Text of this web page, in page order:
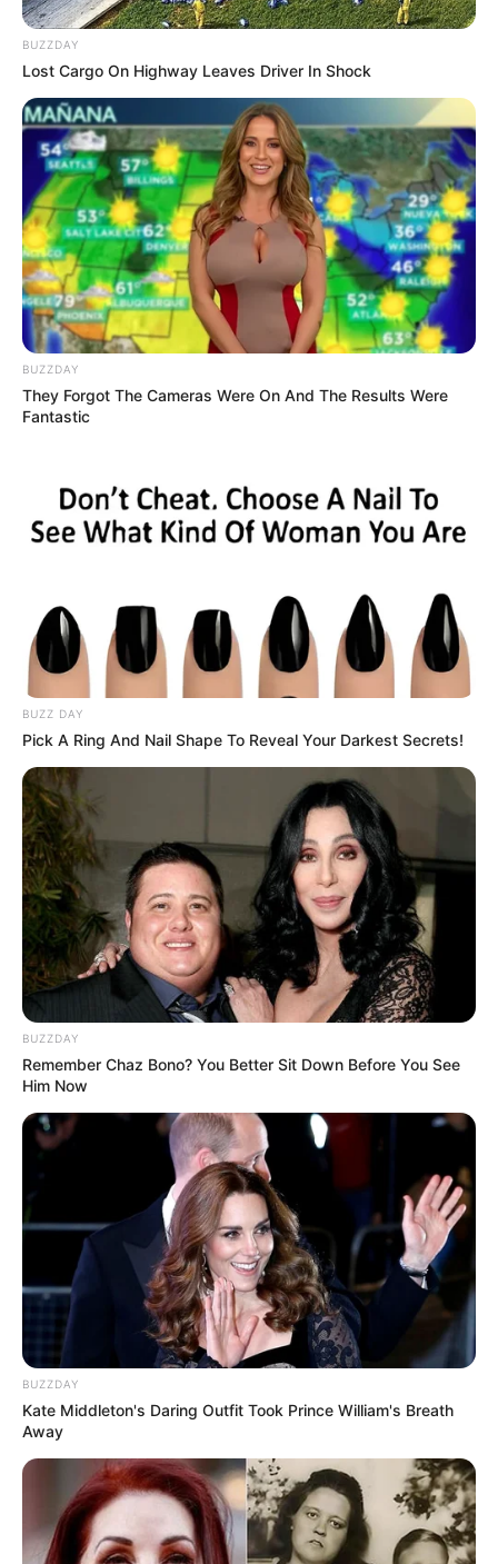
Bikin Ngakak, 10 Potret
Cosplay Murah Pakai Bahan
Seadanya
Versi Warga Thailand
Langka Banget! 10 Pose Lucu
Katak yang Bikin Ketawa
Ambyar! 10 Kalimat Baper
Pakai Bahasa Jawa Ini Bikin
Galau Abis
Fail! 10 Potret Makanan Gagal
Dimasak yang Bikin Kamu
Nggak Selera
10 Pose Manekin Anti
Mainstream yang Konyol
Banget
BUZZDAY
Lost Cargo On Highway Leaves Driver In Shock
BUZZDAY
They Forgot The Cameras Were On And The Results Were
Fantastic
BUZZ DAY
Pick A Ring And Nail Shape To Reveal Your Darkest Secrets!
BUZZDAY
Remember Chaz Bono? You Better Sit Down Before You See
Him Now
BUZZDAY
Kate Middleton's Daring Outfit Took Prince William's Breath
Away